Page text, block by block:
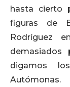
hasta cierto
figuras de
Rodríguez
demasiados
digamos
Autómonas.